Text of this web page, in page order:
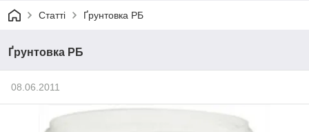
Статті Ґрунтовка РБ
Ґрунтовка РБ
08.06.2011